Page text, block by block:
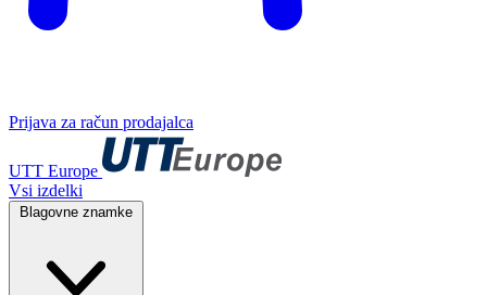
Prijava za račun prodajalca
UTT Europe
Vsi izdelki
Blagovne znamke